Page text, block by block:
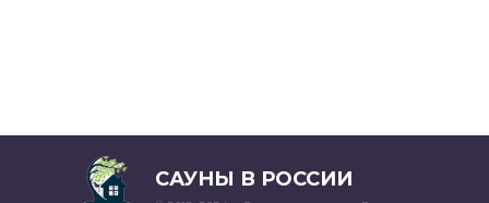
САУНЫ В РОССИИ